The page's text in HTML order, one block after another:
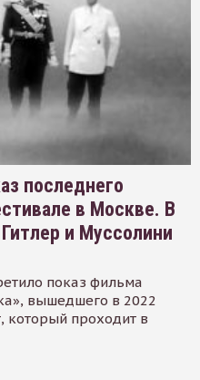
последнего
в Москве. В
и Муссолини
показ фильма
вышедшего в 2022
который проходит в